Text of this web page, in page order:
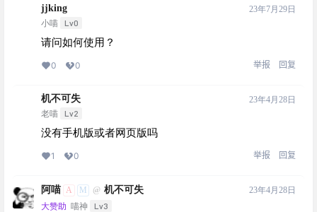
jjking
小喵 Lv0
23年7月29日
请问如何使用？
0 0 举报 回复
机不可失
老喵 Lv2
23年4月28日
没有手机版或者网页版吗
1 0 举报 回复
阿喵 A M @ 机不可失
大赞助 喵神 Lv3
23年4月28日